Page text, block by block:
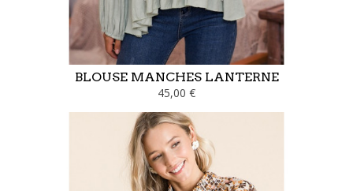
BLOUSE MANCHES LANTERNE
45,00 €